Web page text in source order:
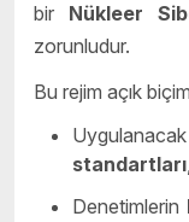
bir Nükleer
zorunludur.
Bu rejim açık
standartları,
Denetimlerin